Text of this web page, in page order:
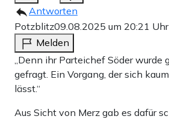
Antworten
Potzblitz09.08.2025 um 20:21 Uhr
Melden
„Denn ihr Parteichef Söder wurde
gefragt. Ein Vorgang, der sich
lässt.“
Aus Sicht von Merz gab es dafür